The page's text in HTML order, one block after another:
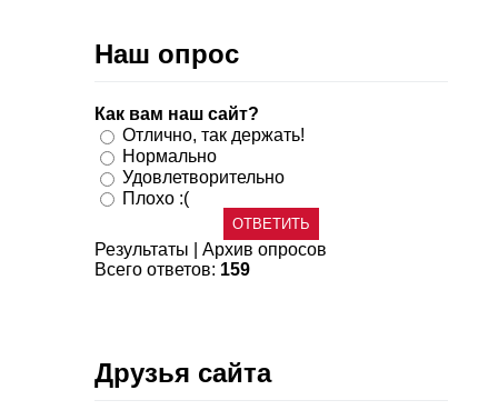
Наш опрос
Как вам наш сайт?
Отлично, так держать!
Нормально
Удовлетворительно
Плохо :(
Результаты
Архив опросов
Всего ответов: 159
Друзья сайта